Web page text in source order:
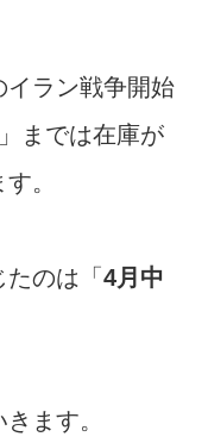
イラン戦争開始
」までは在庫が
。
のは「 4月中
ます。